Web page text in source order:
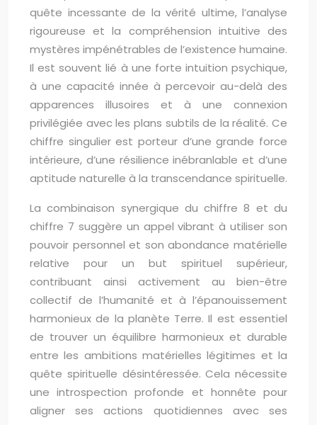
quête incessante de la vérité ultime, l’analyse
rigoureuse et la compréhension intuitive des
mystères impénétrables de l’existence humaine.
Il est souvent lié à une forte intuition psychique,
à une capacité innée à percevoir au-delà des
apparences illusoires et à une connexion
privilégiée avec les plans subtils de la réalité. Ce
chiffre singulier est porteur d’une grande force
intérieure, d’une résilience inébranlable et d’une
aptitude naturelle à la transcendance spirituelle.
La combinaison synergique du chiffre 8 et du
chiffre 7 suggère un appel vibrant à utiliser son
pouvoir personnel et son abondance matérielle
relative pour un but spirituel supérieur,
contribuant ainsi activement au bien-être
collectif de l’humanité et à l’épanouissement
harmonieux de la planète Terre. Il est essentiel
de trouver un équilibre harmonieux et durable
entre les ambitions matérielles légitimes et la
quête spirituelle désintéressée. Cela nécessite
une introspection profonde et honnête pour
aligner ses actions quotidiennes avec ses